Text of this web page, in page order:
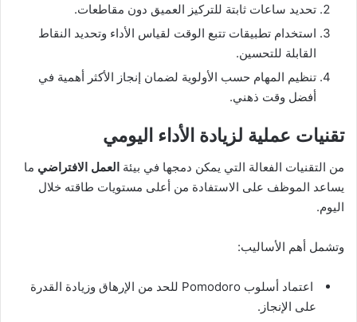
تحديد ساعات ثابتة للتركيز العميق دون مقاطعات.
استخدام تطبيقات تتبع الوقت لقياس الأداء وتحديد النقاط
القابلة للتحسين.
تنظيم المهام حسب الأولوية لضمان إنجاز الأكثر أهمية في
أفضل وقت ذهني.
تقنيات عملية لزيادة الأداء اليومي
من التقنيات الفعالة التي يمكن دمجها في بيئة العمل الافتراضي ما
يساعد الموظف على الاستفادة من أعلى مستويات طاقته خلال
اليوم.
وتشمل أهم الأساليب:
اعتماد أسلوب Pomodoro للحد من الإرهاق وزيادة القدرة
على الإنجاز.